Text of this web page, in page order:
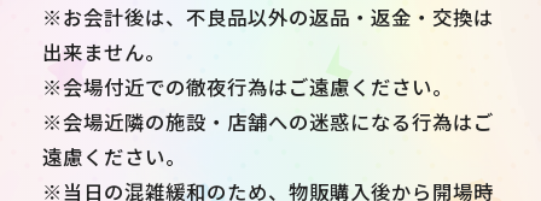
※お会計後は、不良品以外の返品・返金・交換は
出来ません。
※会場付近での徹夜行為はご遠慮ください。
※会場近隣の施設・店舗への迷惑になる行為はご
遠慮ください。
※当日の混雑緩和のため、物販購入後から開場時